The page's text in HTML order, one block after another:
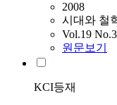
2008
시대와 철
Vol.19 No.3
원문보기
KCI등재